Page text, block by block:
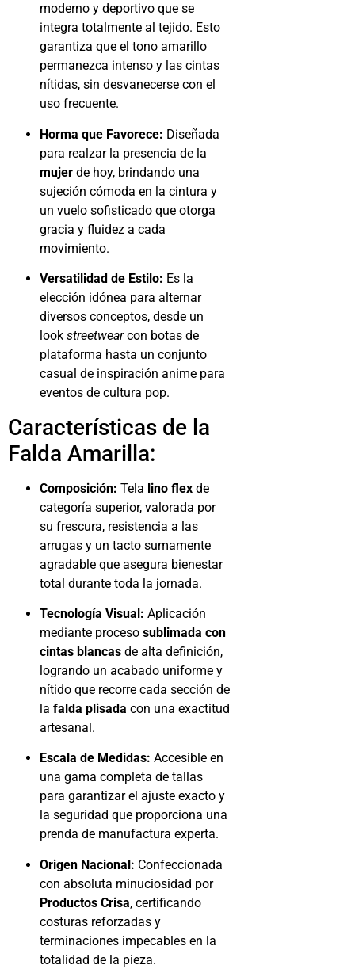
moderno y deportivo que se
integra totalmente al tejido. Esto
garantiza que el tono amarillo
permanezca intenso y las cintas
nítidas, sin desvanecerse con el
uso frecuente.
Horma que Favorece: Diseñada
para realzar la presencia de la
mujer de hoy, brindando una
sujeción cómoda en la cintura y
un vuelo sofisticado que otorga
gracia y fluidez a cada
movimiento.
Versatilidad de Estilo: Es la
elección idónea para alternar
diversos conceptos, desde un
look streetwearcon botas de
plataforma hasta un conjunto
casual de inspiración anime para
eventos de cultura pop.
Características de la
Falda Amarilla:
Composición: Tela lino flex de
categoría superior, valorada por
su frescura, resistencia a las
arrugas y un tacto sumamente
agradable que asegura bienestar
total durante toda la jornada.
Tecnología Visual: Aplicación
mediante proceso sublimada con
cintas blancas de alta definición,
logrando un acabado uniforme y
nítido que recorre cada sección de
la falda plisada con una exactitud
artesanal.
Escala de Medidas: Accesible en
una gama completa de tallas
para garantizar el ajuste exacto y
la seguridad que proporciona una
prenda de manufactura experta.
Origen Nacional: Confeccionada
con absoluta minuciosidad por
Productos Crisa, certificando
costuras reforzadas y
terminaciones impecables en la
totalidad de la pieza.